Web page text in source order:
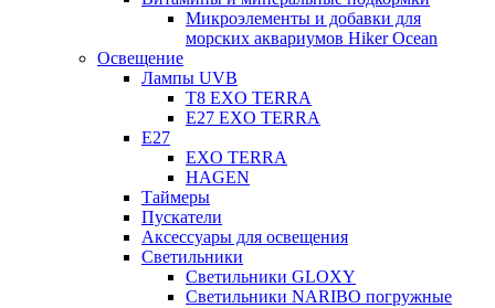
Микроэлементы и добавки для
морских аквариумов Hiker Ocean
Освещение
Лампы UVB
Т8 EXO TERRA
Е27 EXO TERRA
Е27
EXO TERRA
HAGEN
Таймеры
Пускатели
Аксессуары для освещения
Светильники
Светильники GLOXY
Светильники NARIBO погружные